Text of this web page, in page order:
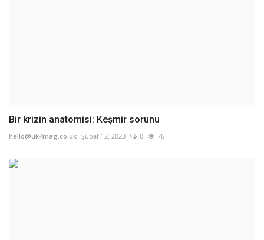
Bir krizin anatomisi: Keşmir sorunu
hello@uk4mag.co.uk Şubat 12, 2023 0 76